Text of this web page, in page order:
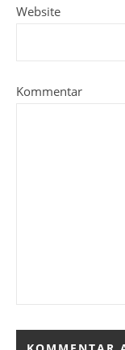
Website
Kommentar